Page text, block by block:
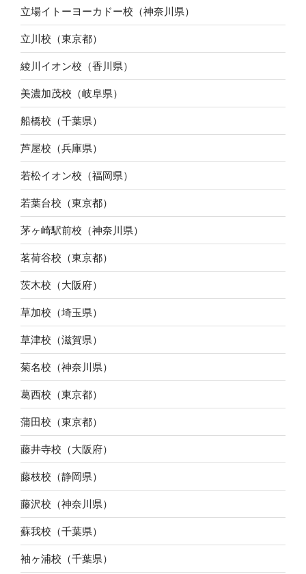
立場イトーヨーカドー校（神奈川県）
立川校（東京都）
綾川イオン校（香川県）
美濃加茂校（岐阜県）
船橋校（千葉県）
芦屋校（兵庫県）
若松イオン校（福岡県）
若葉台校（東京都）
茅ヶ崎駅前校（神奈川県）
茗荷谷校（東京都）
茨木校（大阪府）
草加校（埼玉県）
草津校（滋賀県）
菊名校（神奈川県）
葛西校（東京都）
蒲田校（東京都）
藤井寺校（大阪府）
藤枝校（静岡県）
藤沢校（神奈川県）
蘇我校（千葉県）
袖ヶ浦校（千葉県）